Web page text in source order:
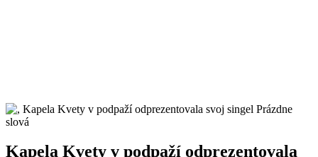
Kapela Kvety v podpaží odprezentovala